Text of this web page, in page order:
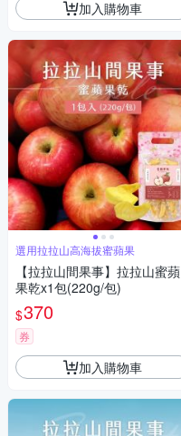
加入購物車
選用拉拉山高海拔蜜蘋果
【拉拉山間果事】拉拉山蜜蘋
果乾x1包(220g/包)
$370
券
加入購物車